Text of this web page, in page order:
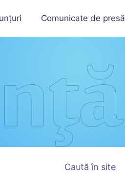
Comunicate de presă
Caută în site